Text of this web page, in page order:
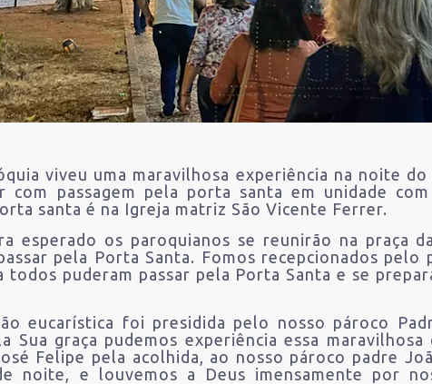
viveu uma maravilhosa experiência na noite
com passagem pela porta santa em unidade
santa é na Igreja matriz São Vicente Ferrer.
esperado os paroquianos se reunirão na praça
pela Porta Santa. Fomos recepcionados
todos puderam passar pela Porta Santa e se
eucarística foi presidida pelo nosso pároco
Sua graça pudemos experiência essa
Felipe pela acolhida, ao nosso pároco padre
noite, e louvemos a Deus imensamente por